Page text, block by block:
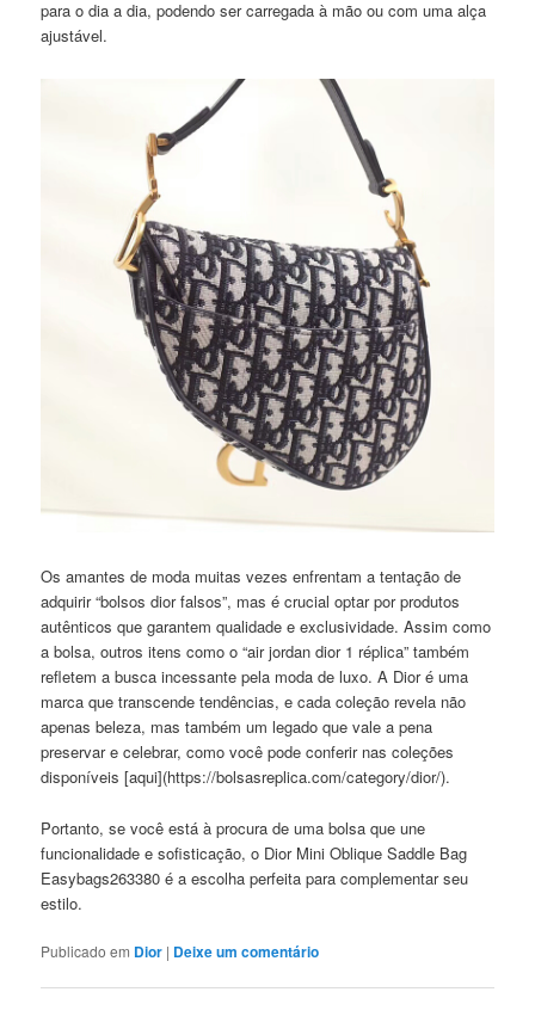
para o dia a dia, podendo ser carregada à mão ou com uma alça
ajustável.
Os amantes de moda muitas vezes enfrentam a tentação de
adquirir “bolsos dior falsos”, mas é crucial optar por produtos
autênticos que garantem qualidade e exclusividade. Assim como
a bolsa, outros itens como o “air jordan dior 1 réplica” também
refletem a busca incessante pela moda de luxo. A Dior é uma
marca que transcende tendências, e cada coleção revela não
apenas beleza, mas também um legado que vale a pena
preservar e celebrar, como você pode conferir nas coleções
disponíveis [aqui](https://bolsasreplica.com/category/dior/).
Portanto, se você está à procura de uma bolsa que une
funcionalidade e sofisticação, o Dior Mini Oblique Saddle Bag
Easybags263380 é a escolha perfeita para complementar seu
estilo.
Publicado em Dior | Deixe um comentário